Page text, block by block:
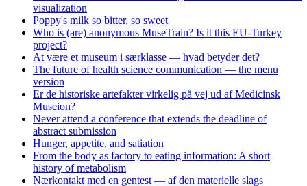
visualization
Poppy's milk so bitter, so sweet
Who is (are) anonymous MuseTrain? Is it this EU-Turkey
project?
At være et museum i særklasse — hvad betyder det?
The future of health science communication — the menu
version
Er de historiske artefakter virkelig på vej ud af Medicinsk
Museion?
Never attend a conference that extends the deadline of
abstract submission
Hunger, appetite, and satiation
From the body as factory to eating information: A short
history of metabolism
Nærkontakt med en gentest — af den materielle slags